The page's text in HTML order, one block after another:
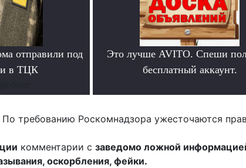
отправили под
в ТЦК
Это лучше AVITO. Спеши
бесплатный аккаунт.
По требованию Роскомнадзора ужесточаются
комментарии с заведомо ложной
оскорбления, фейки.